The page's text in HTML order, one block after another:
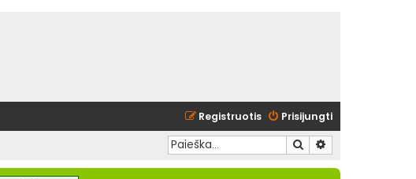
Prisijungti
Registruotis
Ieškoti